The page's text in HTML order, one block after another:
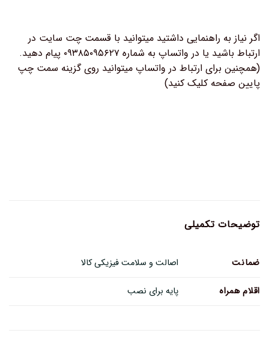
اگر نیاز به راهنمایی داشتید میتوانید با قسمت چت سایت در
ارتباط باشید یا در واتساپ به شماره ۰۹۳۸۵۰۹۵۶۲۷ پیام دهید.
(همچنین برای ارتباط در واتساپ میتوانید روی گزینه سمت چپ
پایین صفحه کلیک کنید)
توضیحات تکمیلی
ضمانت اصالت و سلامت فیزیکی کالا
اقلام همراه پایه برای نصب